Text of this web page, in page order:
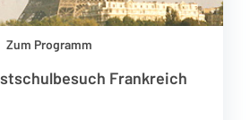
Zum Programm
Frankreich